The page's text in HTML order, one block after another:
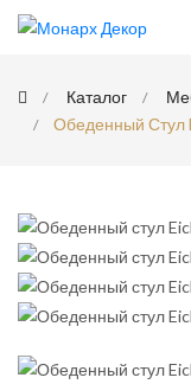
Каталог
Обеденный Стул